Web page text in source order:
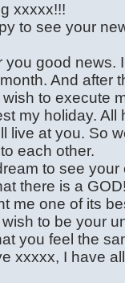
xxxxx!!!
to see your
you good news.
And after
wish to execute
my holiday.
live at you. So
each other.
to see
there is a
me one of its
to be your
you feel the
xxxxx, I have